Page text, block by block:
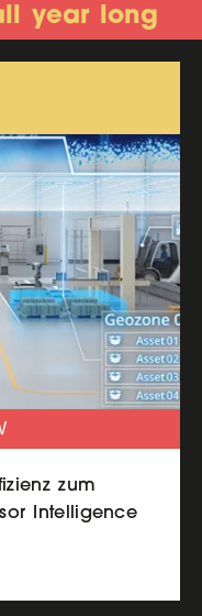
year long
zum
Intelligence